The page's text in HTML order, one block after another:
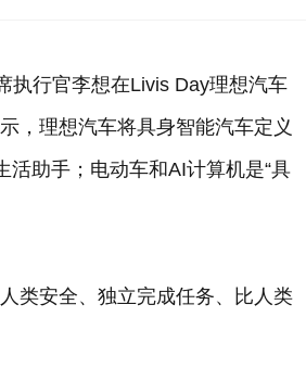
执行官李想在Livis Day理想汽车
，理想汽车将具身智能汽车定义
活助手；电动车和AI计算机是“具
类安全、独立完成任务、比人类